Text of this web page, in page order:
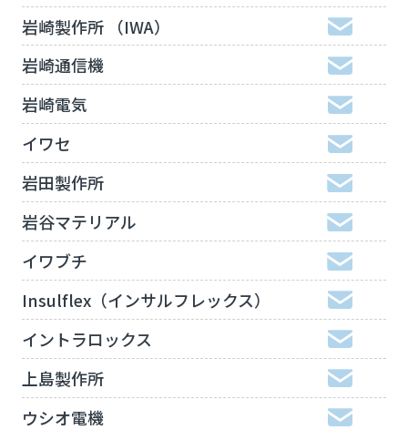
岩崎製作所 （IWA）
岩崎通信機
岩崎電気
イワセ
岩田製作所
岩谷マテリアル
イワブチ
Insulflex（インサルフレックス）
イントラロックス
上島製作所
ウシオ電機